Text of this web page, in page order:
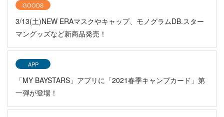
GOODS
3/13(土)NEW ERAマスクやキャップ、モノグラムDB.スター
マングッズなど新商品発売！
APP
「MY BAYSTARS」アプリに「2021春季キャンプカード」第
一弾が登場！